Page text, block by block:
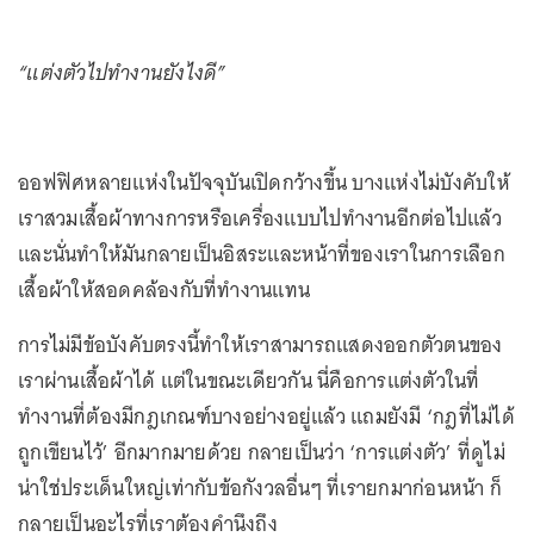
“แต่งตัวไปทำงานยังไงดี”
ออฟฟิศหลายแห่งในปัจจุบันเปิดกว้างขึ้น บางแห่งไม่บังคับให้
เราสวมเสื้อผ้าทางการหรือเครื่องแบบไปทำงานอีกต่อไปแล้ว
และนั่นทำให้มันกลายเป็นอิสระและหน้าที่ของเราในการเลือก
เสื้อผ้าให้สอดคล้องกับที่ทำงานแทน
การไม่มีข้อบังคับตรงนี้ทำให้เราสามารถแสดงออกตัวตนของ
เราผ่านเสื้อผ้าได้ แต่ในขณะเดียวกัน นี่คือการแต่งตัวในที่
ทำงานที่ต้องมีกฎเกณฑ์บางอย่างอยู่แล้ว แถมยังมี ‘กฎที่ไม่ได้
ถูกเขียนไว้’ อีกมากมายด้วย กลายเป็นว่า ‘การแต่งตัว’ ที่ดูไม่
น่าใช่ประเด็นใหญ่เท่ากับข้อกังวลอื่นๆ ที่เรายกมาก่อนหน้า ก็
กลายเป็นอะไรที่เราต้องคำนึงถึง